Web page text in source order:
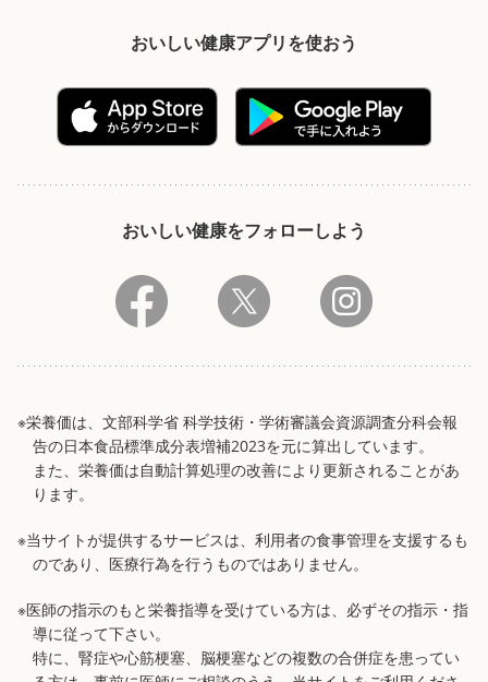
おいしい健康アプリを使おう
おいしい健康をフォローしよう
※栄養価は、文部科学省 科学技術・学術審議会資源調査分科会報
告の日本食品標準成分表増補2023を元に算出しています。
また、栄養価は自動計算処理の改善により更新されることがあ
ります。
※当サイトが提供するサービスは、利用者の食事管理を支援するも
のであり、医療行為を行うものではありません。
※医師の指示のもと栄養指導を受けている方は、必ずその指示・指
導に従って下さい。
特に、腎症や心筋梗塞、脳梗塞などの複数の合併症を患ってい